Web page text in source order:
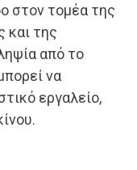
στον τομέα της
και της
από το
να
εργαλείο,